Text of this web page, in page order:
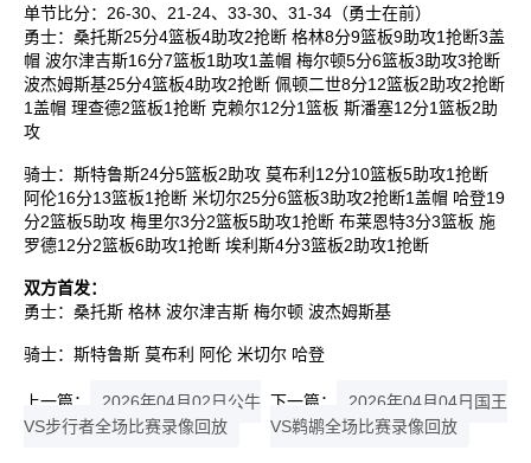
单节比分：26-30、21-24、33-30、31-34（勇士在前）
勇士：桑托斯25分4篮板4助攻2抢断 格林8分9篮板9助攻1抢断3盖
帽 波尔津吉斯16分7篮板1助攻1盖帽 梅尔顿5分6篮板3助攻3抢断
波杰姆斯基25分4篮板4助攻2抢断 佩顿二世8分12篮板2助攻2抢断
1盖帽 理查德2篮板1抢断 克赖尔12分1篮板 斯潘塞12分1篮板2助
攻
骑士：斯特鲁斯24分5篮板2助攻 莫布利12分10篮板5助攻1抢断
阿伦16分13篮板1抢断 米切尔25分6篮板3助攻2抢断1盖帽 哈登19
分2篮板5助攻 梅里尔3分2篮板5助攻1抢断 布莱恩特3分3篮板 施
罗德12分2篮板6助攻1抢断 埃利斯4分3篮板2助攻1抢断
双方首发：
勇士：桑托斯 格林 波尔津吉斯 梅尔顿 波杰姆斯基
骑士：斯特鲁斯 莫布利 阿伦 米切尔 哈登
上一篇：
2026年04月02日公牛
VS步行者全场比赛录像回放
下一篇：
2026年04月04日国王
VS鹈鹕全场比赛录像回放